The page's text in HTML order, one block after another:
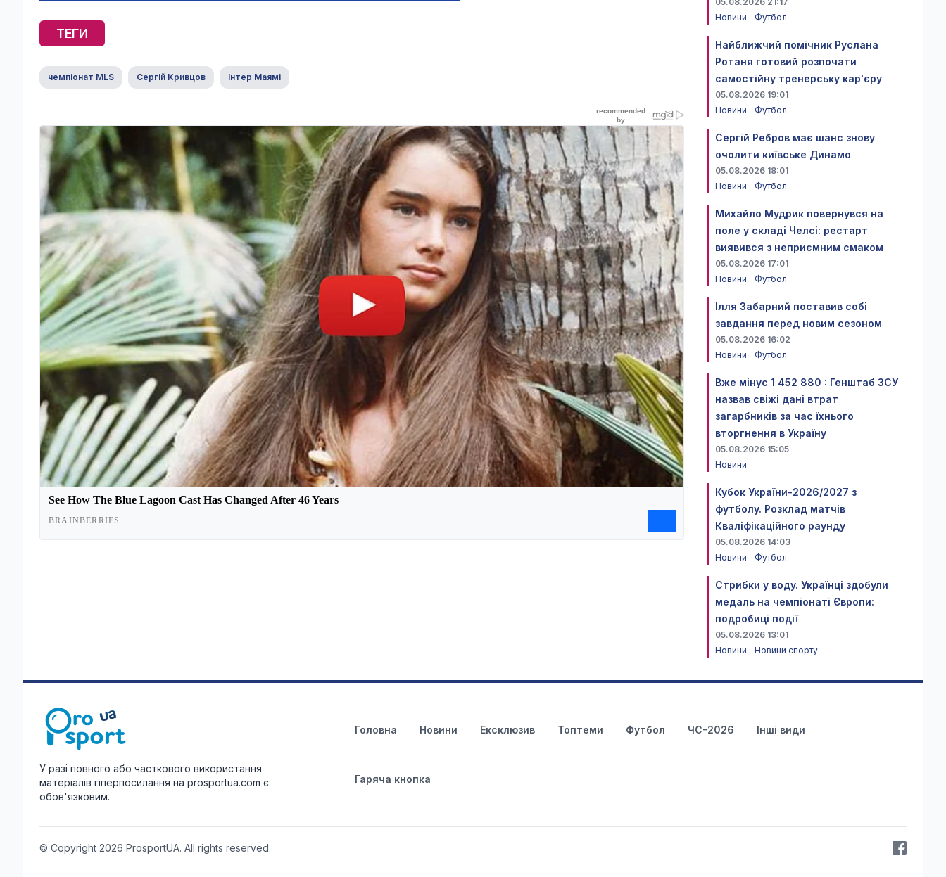
ТЕГИ
чемпіонат MLS Сергій Кривцов Інтер Маямі
Новини
Футбол
Найближчий помічник Руслана
Ротаня готовий розпочати
самостійну тренерську кар'єру
05.08.2026 19:01
Новини
Футбол
Сергій Ребров має шанс знову
очолити київське Динамо
05.08.2026 18:01
Новини
Футбол
Михайло Мудрик повернувся на
поле у складі Челсі: рестарт
виявився з неприємним смаком
05.08.2026 17:01
Новини
Футбол
Ілля Забарний поставив собі
завдання перед новим сезоном
05.08.2026 16:02
Новини
Футбол
Вже мінус 1 452 880 : Генштаб ЗСУ
назвав свіжі дані втрат
загарбників за час їхнього
вторгнення в Україну
05.08.2026 15:05
Новини
Кубок України-2026/2027 з
футболу. Розклад матчів
Кваліфікаційного раунду
05.08.2026 14:03
Новини
Футбол
Стрибки у воду. Українці здобули
медаль на чемпіонаті Європи:
подробиці події
05.08.2026 13:01
Новини
Новини спорту
У разі повного або часткового використання
матеріалів гіперпосилання на prosportua.com є
обов'язковим.
Головна Новини Ексклюзив Топтеми Футбол ЧС-2026 Інші види
Гаряча кнопка
© Copyright 2026 ProsportUA. All rights reserved.